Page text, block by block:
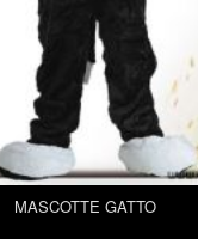
MASCOTTE GATTO